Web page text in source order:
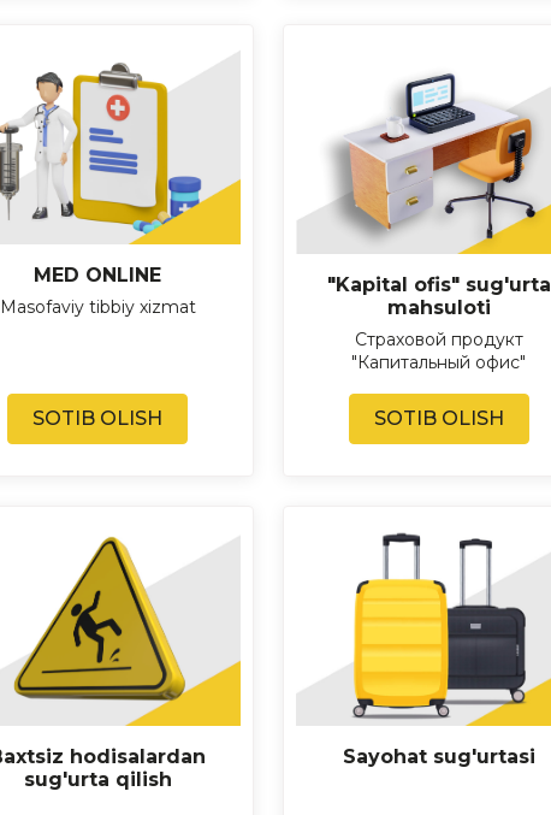
MED ONLINE
Masofaviy tibbiy xizmat
SOTIB OLISH
"Kapital ofis" sug'urta
mahsuloti
Страховой продукт
"Капитальный офис"
SOTIB OLISH
hodisalardan
sug'urta qilish
Sayohat sug'urtasi